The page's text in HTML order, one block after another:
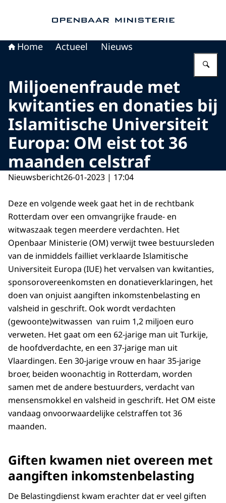
Home Actueel Nieuws
Miljoenenfraude met
kwitanties en donaties bij
Islamitische Universiteit
Europa: OM eist tot 36
maanden celstraf
Nieuwsbericht26-01-2023 | 17:04
Deze en volgende week gaat het in de rechtbank
Rotterdam over een omvangrijke fraude- en
witwaszaak tegen meerdere verdachten. Het
Openbaar Ministerie (OM) verwijt twee bestuursleden
van de inmiddels failliet verklaarde Islamitische
Universiteit Europa (IUE) het vervalsen van kwitanties,
sponsorovereenkomsten en donatieverklaringen, het
doen van onjuist aangiften inkomstenbelasting en
valsheid in geschrift. Ook wordt verdachten
(gewoonte)witwassen van ruim 1,2 miljoen euro
verweten. Het gaat om een 62-jarige man uit Turkije,
de hoofdverdachte, en een 37-jarige man uit
Vlaardingen. Een 30-jarige vrouw en haar 35-jarige
broer, beiden woonachtig in Rotterdam, worden
samen met de andere bestuurders, verdacht van
mensensmokkel en valsheid in geschrift. Het OM eiste
vandaag onvoorwaardelijke celstraffen tot 36
maanden.
Giften kwamen niet overeen met
aangiften inkomstenbelasting
De Belastingdienst kwam erachter dat er veel giften